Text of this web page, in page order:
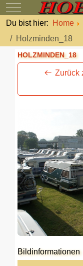
Mobile Menu
Du bist hier:
Home
Holzminden_18
HOLZMINDEN_18
Zurück
Bildinformationen